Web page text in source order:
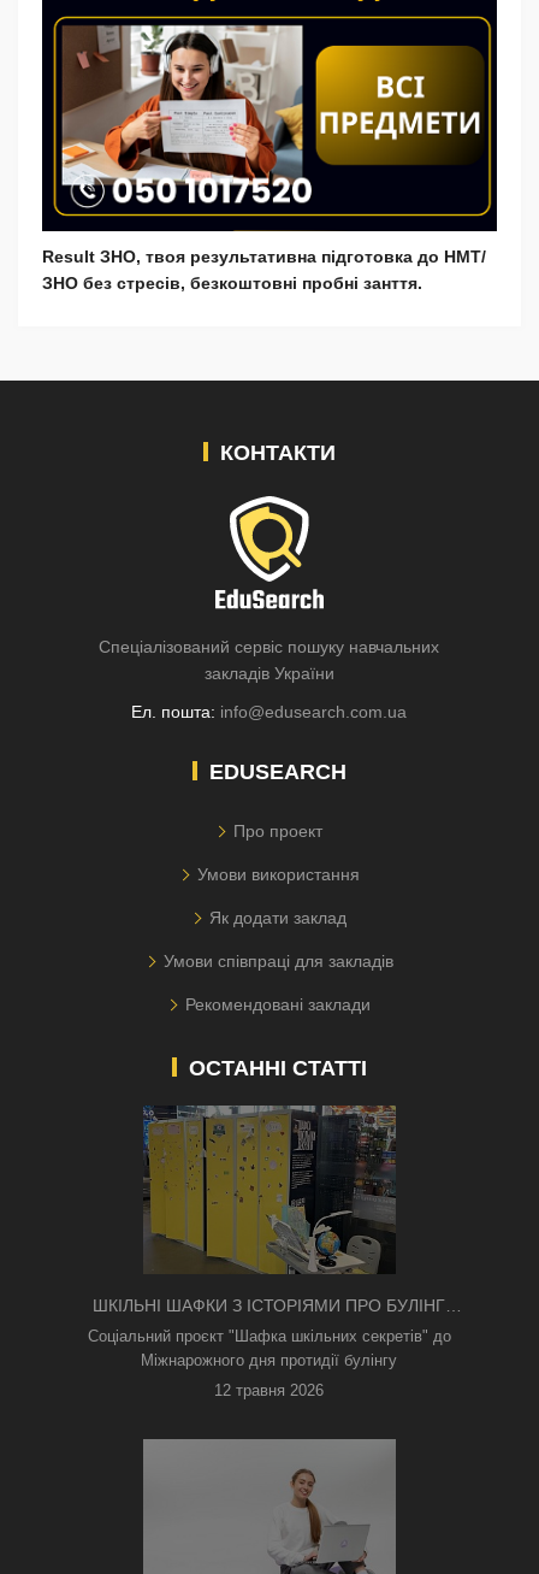
Result ЗНО, твоя результативна підготовка до НМТ/
ЗНО без стресів, безкоштовні пробні занття.
КОНТАКТИ
Спеціалізований сервіс пошуку навчальних
закладів України
Ел. пошта: info@edusearch.com.ua
EDUSEARCH
Про проект
Умови використання
Як додати заклад
Умови співпраці для закладів
Рекомендовані заклади
ОСТАННІ СТАТТІ
ШКІЛЬНІ ШАФКИ З ІСТОРІЯМИ ПРО БУЛІНГ
З'ЯВИЛИСЯ В КИЄВІ
Соціальний проєкт "Шафка шкільних секретів" до
Міжнарожного дня протидії булінгу
12 травня 2026